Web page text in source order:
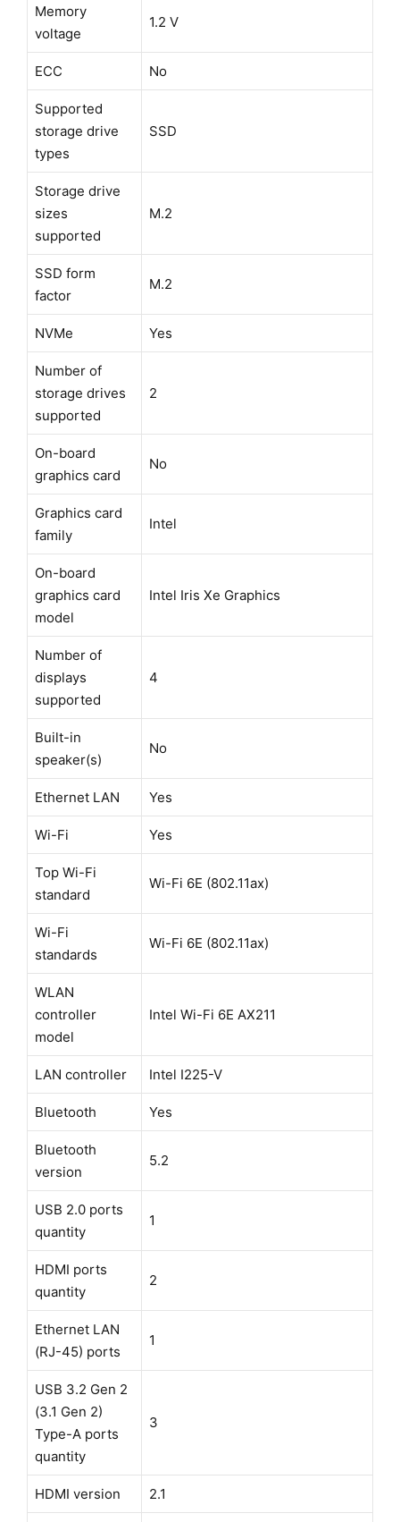
Memory
voltage
1.2 V
ECC No
Supported
storage drive
types
SSD
Storage drive
sizes
supported
M.2
SSD form
factor
M.2
NVMe Yes
Number of
storage drives
supported
2
On-board
graphics card
No
Graphics card
family
Intel
On-board
graphics card
model
Intel Iris Xe Graphics
Number of
displays
supported
4
Built-in
speaker(s)
No
Ethernet LAN Yes
Wi-Fi Yes
Top Wi-Fi
standard
Wi-Fi 6E (802.11ax)
Wi-Fi
standards
Wi-Fi 6E (802.11ax)
WLAN
controller
model
Intel Wi-Fi 6E AX211
LAN controller Intel I225-V
Bluetooth Yes
Bluetooth
version
5.2
USB 2.0 ports
quantity
1
HDMI ports
quantity
2
Ethernet LAN
(RJ-45) ports
1
USB 3.2 Gen 2
(3.1 Gen 2)
Type-A ports
quantity
3
HDMI version 2.1